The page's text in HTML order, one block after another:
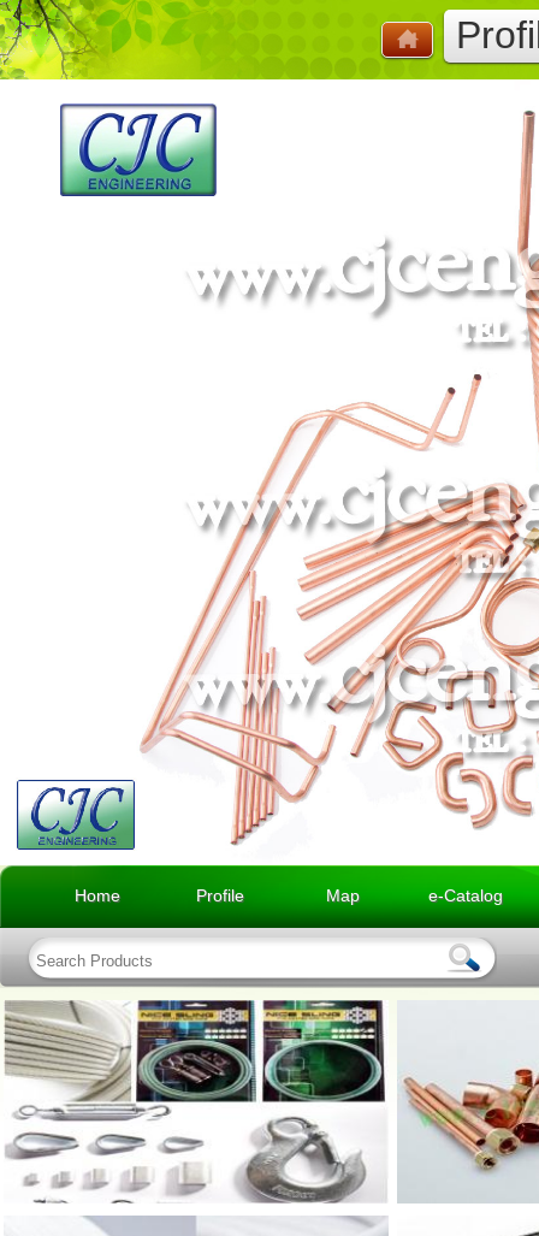
Home Profile Map e-Catalog